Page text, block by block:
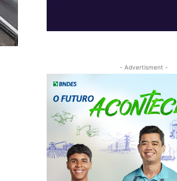
- Advertisment -